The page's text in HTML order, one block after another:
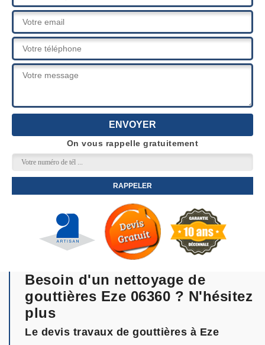
On vous rappelle gratuitement
Besoin d'un nettoyage de
gouttières Eze 06360 ? N'hésitez
plus
Le devis travaux de gouttières à Eze